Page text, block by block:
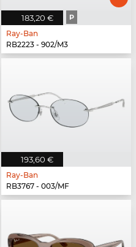
183,20 € P
Ray-Ban
RB2223 - 902/M3
193,60 €
Ray-Ban
RB3767 - 003/MF